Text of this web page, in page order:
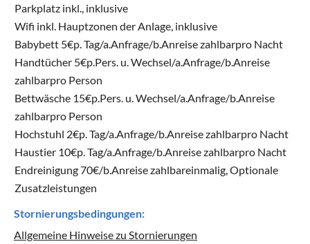
Parkplatz inkl., inklusive
Wifi inkl. Hauptzonen der Anlage, inklusive
Babybett 5€p. Tag/a.Anfrage/b.Anreise zahlbarpro Nacht
Handtücher 5€p.Pers. u. Wechsel/a.Anfrage/b.Anreise
zahlbarpro Person
Bettwäsche 15€p.Pers. u. Wechsel/a.Anfrage/b.Anreise
zahlbarpro Person
Hochstuhl 2€p. Tag/a.Anfrage/b.Anreise zahlbarpro Nacht
Haustier 10€p. Tag/a.Anfrage/b.Anreise zahlbarpro Nacht
Endreinigung 70€/b.Anreise zahlbareinmalig, Optionale
Zusatzleistungen
Stornierungsbedingungen:
Allgemeine Hinweise zu Stornierungen